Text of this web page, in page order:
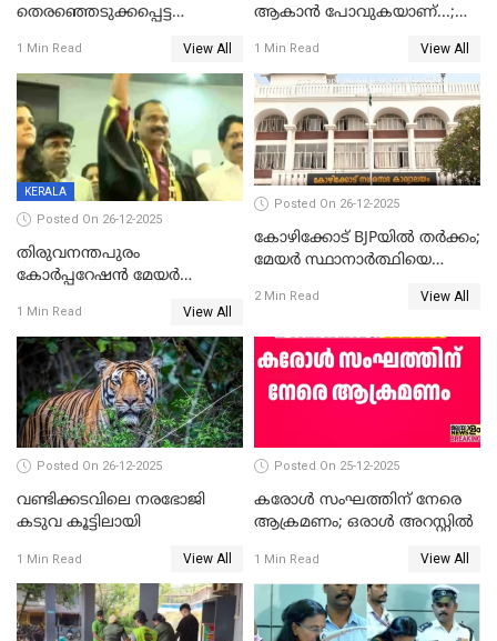
തെരഞ്ഞെടുക്കപ്പെട്ട
ആദ്യ വോട്ട് അസാധു; കണ്ണൂർ
ഡെപ്യൂട്ടി മേയർ സ്ഥാനത്ത്
താഹിറിന് വിജയം
1 Min Read View All
ആകാൻ പോവുകയാണ്...;
മുഖ്യമന്ത്രിയുടെ ഓഫീസ്
തന്നെ വിശദീകരിയ്ക്കുന്നു;
സത്യമിതാണ്
1 Min Read View All
KERALA
Posted On 26-12-2025
തിരുവനന്തപുരം
കോര്‍പ്പറേഷന്‍ മേയര്‍
ഹൈക്കോടതിയിലേക്ക്;
സത്യപ്രതിജ്ഞ ചടങ്ങില്‍
ചട്ടലംഘനമെന്ന് പാർട്ടി
1 Min Read View All
Posted On 26-12-2025
കോഴിക്കോട് BJPയിൽ തർക്കം;
മേയർ സ്ഥാനാർത്ഥിയെ
2 Min Read View All
Posted On 26-12-2025
വണ്ടിക്കടവിലെ നരഭോജി
കടുവ കൂട്ടിലായി
1 Min Read View All
Posted On 25-12-2025
കരോള്‍ സംഘത്തിന് നേരെ
ആക്രമണം; ഒരാള്‍ അറസ്റ്റില്‍
1 Min Read View All